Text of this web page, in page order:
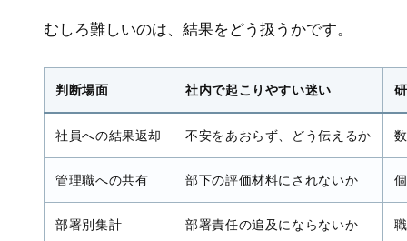
むしろ難しいのは、結果をどう扱うかです。
判断場面 社内で起こりやすい迷い
社員への結果返却 不安をあおらず、どう伝えるか
管理職への共有 部下の評価材料にされないか
部署別集計 部署責任の追及にならないか